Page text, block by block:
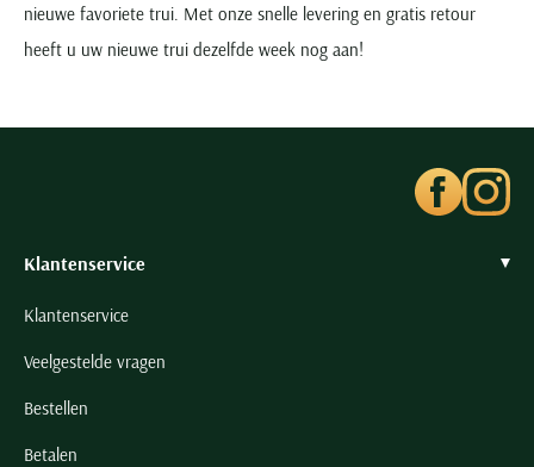
nieuwe favoriete trui. Met onze snelle levering en gratis retour
heeft u uw nieuwe trui dezelfde week nog aan!
Klantenservice
Klantenservice
Veelgestelde vragen
Bestellen
Betalen